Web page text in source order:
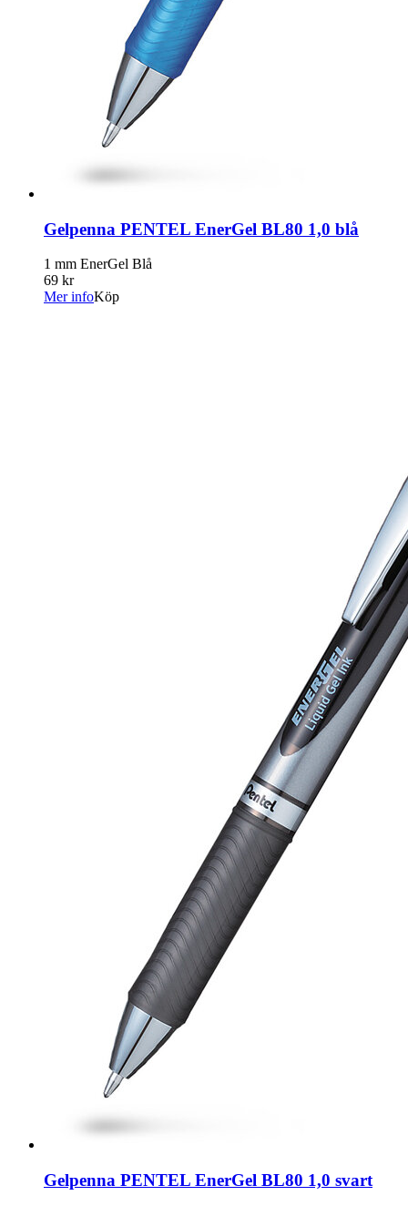
Gelpenna PENTEL EnerGel BL80 1,0 blå
1 mm EnerGel Blå
69 kr
Mer infoKöp
Gelpenna PENTEL EnerGel BL80 1,0 svart